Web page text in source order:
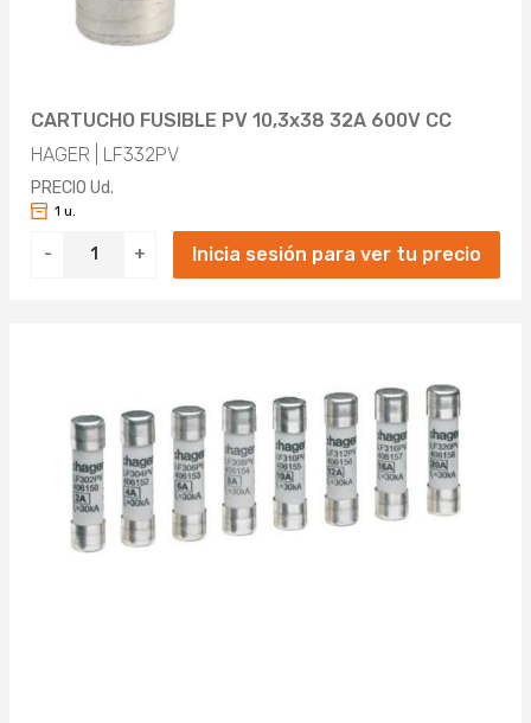
CARTUCHO FUSIBLE PV 10,3x38 32A 600V CC
HAGER | LF332PV
PRECIO Ud.
- +
1 u.
Inicia sesión para ver tu precio